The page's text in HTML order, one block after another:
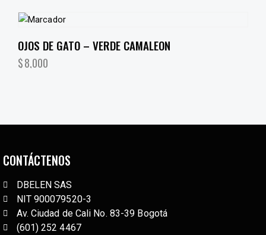
OJOS DE GATO – VERDE CAMALEON
$8,000
CONTÁCTENOS
DBELEN SAS
NIT 900079520-3
Av. Ciudad de Cali No. 83-39 Bogotá
(601) 252 4467